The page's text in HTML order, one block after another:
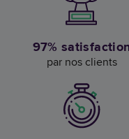
97%
par nos clients